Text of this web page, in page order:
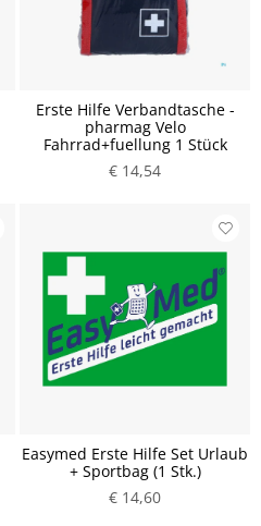
Erste Hilfe Verbandtasche -
pharmag Velo
Fahrrad+fuellung 1 Stück
€ 14,54
Easymed Erste Hilfe Set Urlaub
+ Sportbag (1 Stk.)
€ 14,60